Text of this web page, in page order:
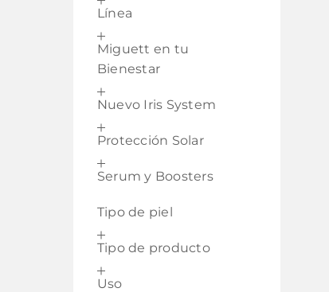
Línea
Miguett en tu
Bienestar
Nuevo Iris System
Protección Solar
Serum y Boosters
Tipo de piel
Tipo de producto
Uso